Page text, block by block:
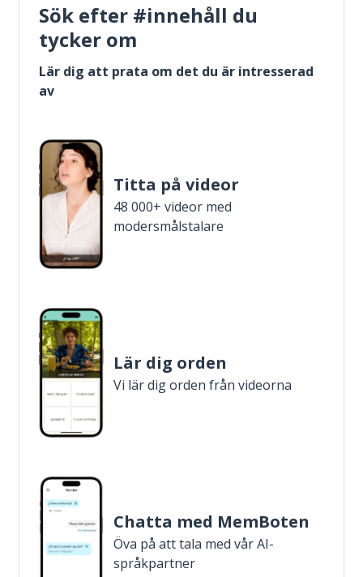
Sök efter #innehåll du
tycker om
Lär dig att prata om det du är intresserad
av
Titta på videor
48 000+ videor med
modersmålstalare
Lär dig orden
Vi lär dig orden från videorna
Chatta med MemBoten
Öva på att tala med vår AI-
språkpartner